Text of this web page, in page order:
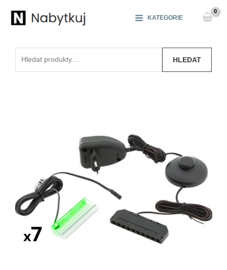
KATEGORIE
HLEDAT